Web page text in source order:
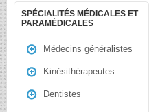
SPÉCIALITÉS MÉDICALES ET
PARAMÉDICALES
Médecins généralistes
Kinésithérapeutes
Dentistes